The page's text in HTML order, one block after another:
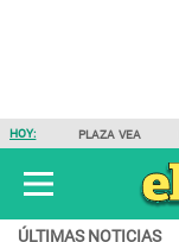
HOY: PLAZA VEA
ÚLTIMAS NOTICIAS